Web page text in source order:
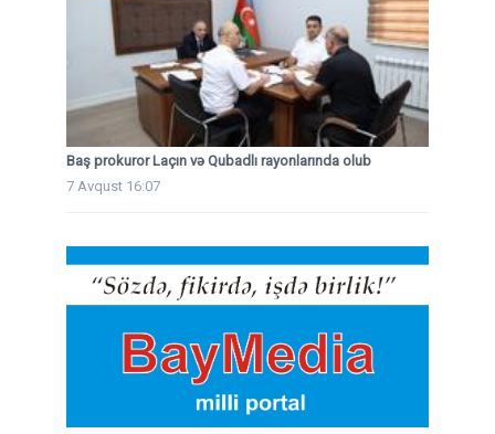
Baş prokuror Laçın və Qubadlı rayonlarında olub
7 Avqust 16:07